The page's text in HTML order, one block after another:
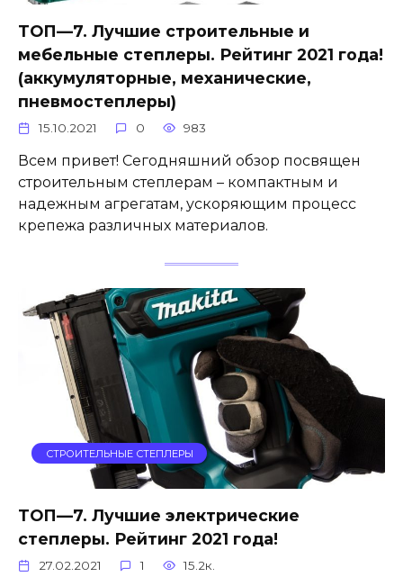
ТОП—7. Лучшие строительные и
мебельные степлеры. Рейтинг 2021 года!
(аккумуляторные, механические,
пневмостеплеры)
15.10.2021 0 983
Всем привет! Сегодняшний обзор посвящен
строительным степлерам – компактным и
надежным агрегатам, ускоряющим процесс
крепежа различных материалов.
СТРОИТЕЛЬНЫЕ СТЕПЛЕРЫ
ТОП—7. Лучшие электрические
степлеры. Рейтинг 2021 года!
27.02.2021 1 15.2к.